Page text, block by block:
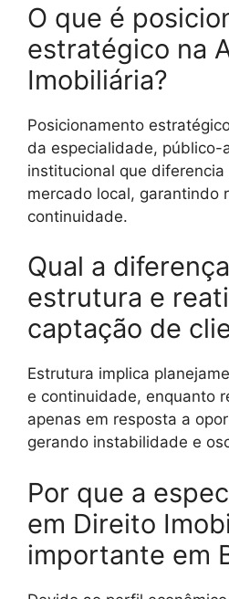
O que é
estratégico na
Imobiliária?
Posicionamento
da especialidade, público-
institucional que
mercado local, garantindo
continuidade.
Qual a
estrutura e
captação de
Estrutura implica
e continuidade, enquanto
apenas em resposta a
gerando instabilidade e
Por que a
em Direito
importante em